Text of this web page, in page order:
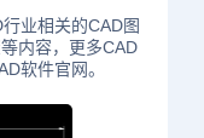
业相关的CAD图
内容，更多CAD
软件官网。